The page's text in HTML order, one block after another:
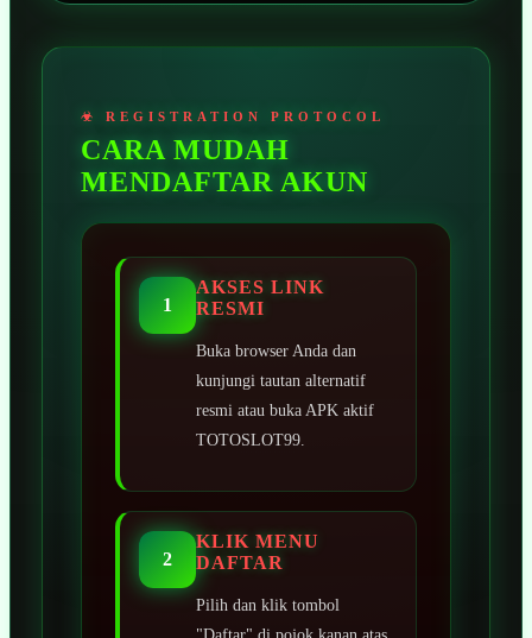
CARA MUDAH
MENDAFTAR AKUN
1
AKSES LINK
RESMI
Buka browser Anda dan
kunjungi tautan alternatif
resmi atau buka APK aktif
TOTOSLOT99.
2
KLIK MENU
DAFTAR
Pilih dan klik tombol